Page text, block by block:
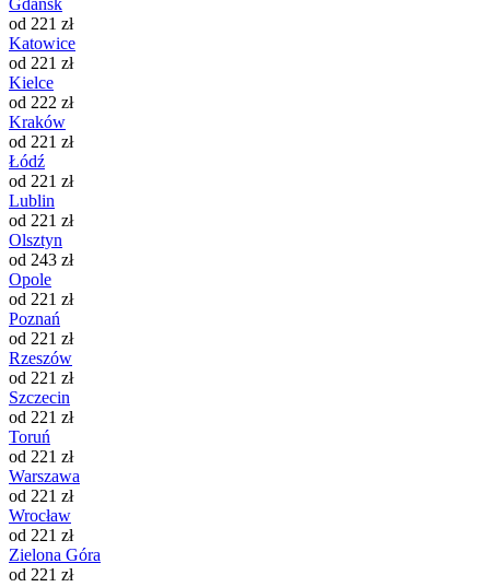
Gdańsk
od 221 zł
Katowice
od 221 zł
Kielce
od 222 zł
Kraków
od 221 zł
Łódź
od 221 zł
Lublin
od 221 zł
Olsztyn
od 243 zł
Opole
od 221 zł
Poznań
od 221 zł
Rzeszów
od 221 zł
Szczecin
od 221 zł
Toruń
od 221 zł
Warszawa
od 221 zł
Wrocław
od 221 zł
Zielona Góra
od 221 zł